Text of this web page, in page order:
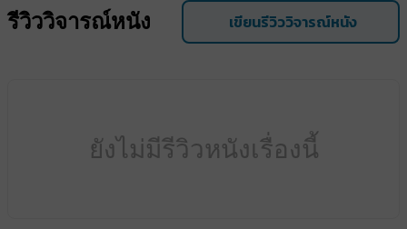
รีวิววิจารณ์หนัง เขียนรีวิววิจารณ์หนัง
ยังไม่มีรีวิวหนังเรื่องนี้